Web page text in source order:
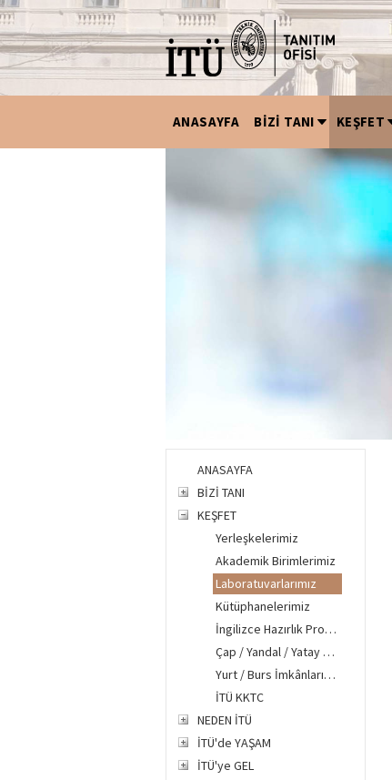
ANASAYFA BİZİ TANI KEŞFET
ANASAYFA
BİZİ TANI
KEŞFET
Yerleşkelerimiz
Akademik Birimlerimiz
Laboratuvarlarımız
Kütüphanelerimiz
İngilizce Hazırlık Programı
Çap / Yandal / Yatay Geçiş
Yurt / Burs İmkânlarımız
İTÜ KKTC
NEDEN İTÜ
İTÜ'de YAŞAM
İTÜ'ye GEL